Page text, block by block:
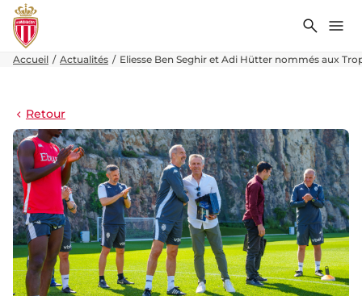
Accueil Actualités Eliesse Ben Seghir et Adi Hütter nommés aux
Retour